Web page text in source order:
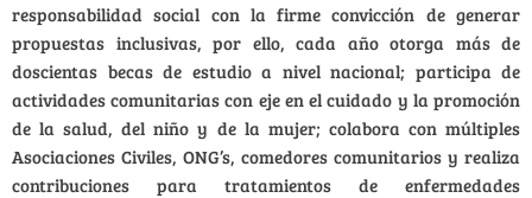
responsabilidad social con la firme convicción de generar
propuestas inclusivas, por ello, cada año otorga más de
doscientas becas de estudio a nivel nacional; participa de
actividades comunitarias con eje en el cuidado y la promoción
de la salud, del niño y de la mujer; colabora con múltiples
Asociaciones Civiles, ONG’s, comedores comunitarios y realiza
contribuciones para tratamientos de enfermedades